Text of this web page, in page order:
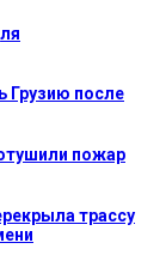
Грузию после
пожар
трассу